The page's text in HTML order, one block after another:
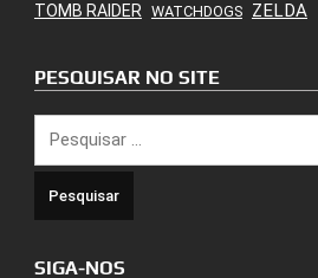
TOMB RAIDER WATCHDOGS ZELDA
PESQUISAR NO SITE
por:
SIGA-NOS